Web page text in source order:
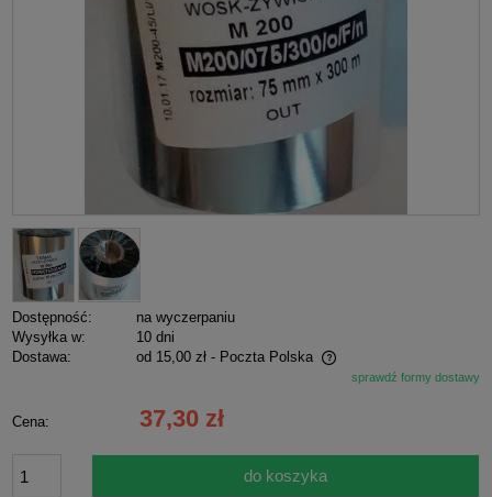
Dostępność:
na wyczerpaniu
Wysyłka w:
10 dni
Dostawa:
od 15,00 zł - Poczta Polska
Cena nie zawiera ewentualnych kosztów płatnościsprawdź formy dostawy
Cena: 37,30 zł
do koszyka